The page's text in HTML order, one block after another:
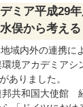
ミア平成29
俣から考える
域内外の連携に
境アカデミアシ
ありました。
邦共和国大使館